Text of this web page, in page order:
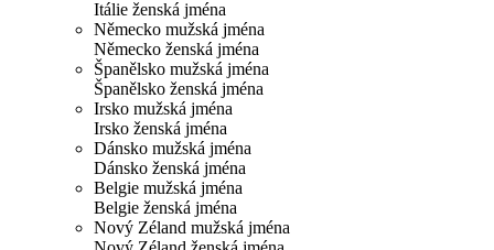
Itálie ženská jména
Německo mužská jména
Německo ženská jména
Španělsko mužská jména
Španělsko ženská jména
Irsko mužská jména
Irsko ženská jména
Dánsko mužská jména
Dánsko ženská jména
Belgie mužská jména
Belgie ženská jména
Nový Zéland mužská jména